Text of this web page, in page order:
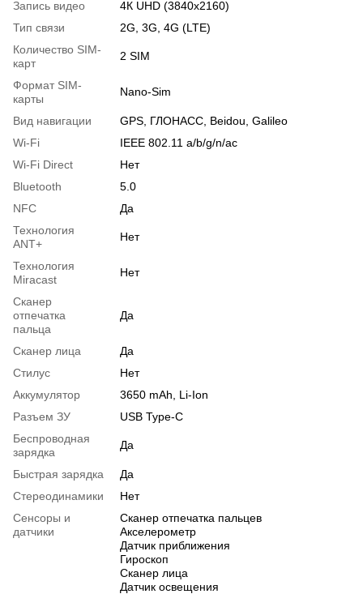
Запись видео
4К UHD (3840x2160)
Тип связи
2G, 3G, 4G (LTE)
Количество SIM-
карт
2 SIM
Формат SIM-
карты
Nano-Sim
Вид навигации
GPS, ГЛОНАСС, Beidou, Galileo
Wi-Fi
IEEE 802.11 a/b/g/n/ac
Wi-Fi Direct
Нет
Bluetooth
5.0
NFC
Да
Технология
ANT+
Нет
Технология
Miracast
Нет
Сканер
отпечатка
пальца
Да
Сканер лица
Да
Стилус
Нет
Аккумулятор
3650 mAh, Li-Ion
Разъем ЗУ
USB Type-C
Беспроводная
зарядка
Да
Быстрая зарядка
Да
Стереодинамики
Нет
Сенсоры и
датчики
Сканер отпечатка пальцев
Акселерометр
Датчик приближения
Гироскоп
Сканер лица
Датчик освещения